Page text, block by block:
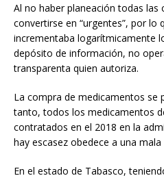
Al no haber planeación todas las
convertirse en “urgentes”, por lo
incrementaba logarítmicamente
depósito de información, no
transparenta quien autoriza.
La compra de medicamentos se
tanto, todos los medicamentos
contratados en el 2018 en la
hay escasez obedece a una
En el estado de Tabasco,